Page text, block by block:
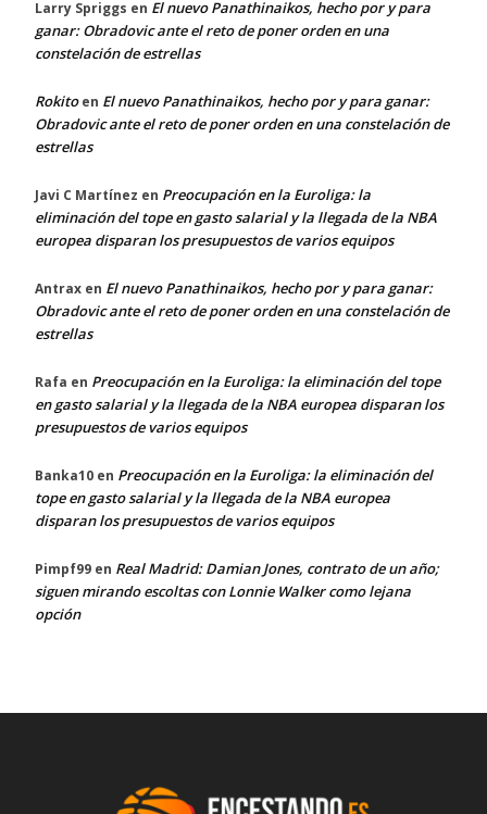
Larry Spriggs en El nuevo Panathinaikos, hecho por y para
ganar: Obradovic ante el reto de poner orden en una
constelación de estrellas
Rokitoen El nuevo Panathinaikos, hecho por y para ganar:
Obradovic ante el reto de poner orden en una constelación de
estrellas
Javi C Martínez en Preocupación en la Euroliga: la
eliminación del tope en gasto salarial y la llegada de la NBA
europea disparan los presupuestos de varios equipos
Antrax en El nuevo Panathinaikos, hecho por y para ganar:
Obradovic ante el reto de poner orden en una constelación de
estrellas
Rafa en Preocupación en la Euroliga: la eliminación del tope
en gasto salarial y la llegada de la NBA europea disparan los
presupuestos de varios equipos
Banka10 en Preocupación en la Euroliga: la eliminación del
tope en gasto salarial y la llegada de la NBA europea
disparan los presupuestos de varios equipos
Pimpf99 en Real Madrid: Damian Jones, contrato de un año;
siguen mirando escoltas con Lonnie Walker como lejana
opción